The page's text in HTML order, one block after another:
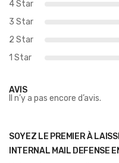
4 Star
3 Star
2 Star
1 Star
AVIS
Il n’y a pas encore d’avis.
SOYEZ LE PREMIER À
INTERNAL MAIL DEFENSE